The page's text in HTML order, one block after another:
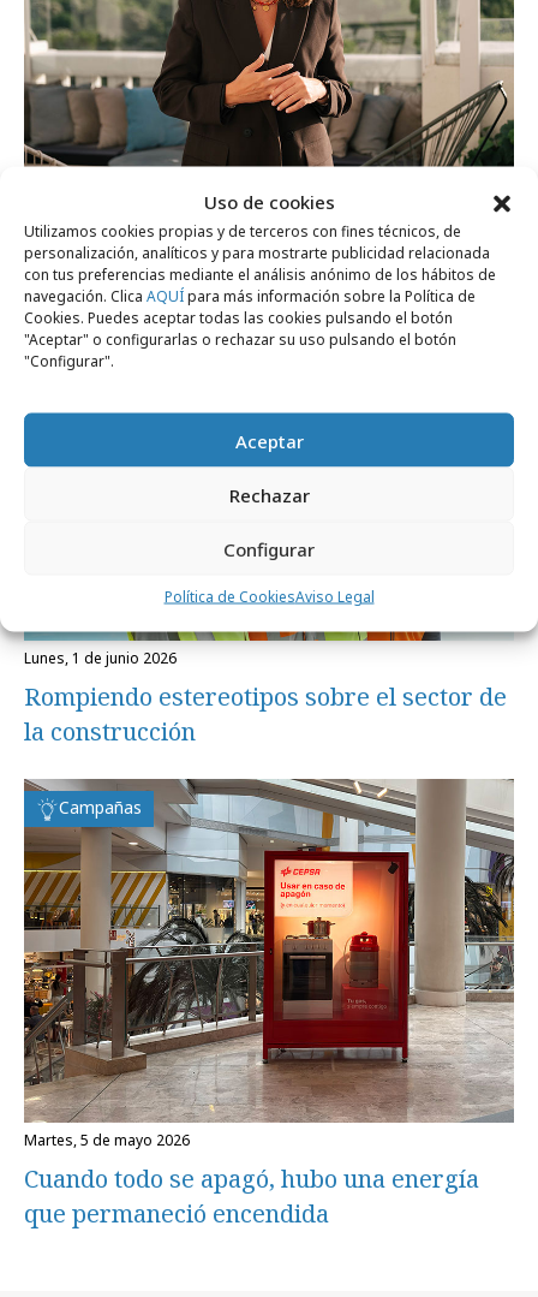
Uso de cookies
Utilizamos cookies propias y de terceros con fines técnicos, de
personalización, analíticos y para mostrarte publicidad relacionada
con tus preferencias mediante el análisis anónimo de los hábitos de
navegación. Clica AQUÍpara más información sobre la Política de
Cookies. Puedes aceptar todas las cookies pulsando el botón
"Aceptar" o configurarlas o rechazar su uso pulsando el botón
"Configurar".
Aceptar
Rechazar
Configurar
Política de CookiesAviso Legal
"Las marcas valoran la capacidad de
adaptación y la confianza que generamos
las indies"
Marcas y ESG
lunes, 1 de junio 2026
Rompiendo estereotipos sobre el sector de
la construcción
Campañas
martes, 5 de mayo 2026
Cuando todo se apagó, hubo una energía
que permaneció encendida